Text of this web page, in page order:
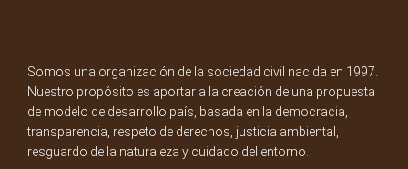
Somos una organización de la sociedad civil nacida en 1997.
Nuestro propósito es aportar a la creación de una propuesta
de modelo de desarrollo país, basada en la democracia,
transparencia, respeto de derechos, justicia ambiental,
resguardo de la naturaleza y cuidado del entorno.